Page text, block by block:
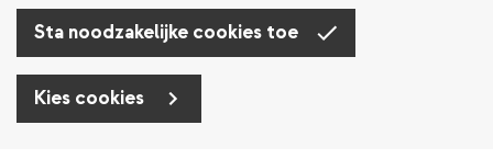
Sta noodzakelijke cookies toe
Kies cookies